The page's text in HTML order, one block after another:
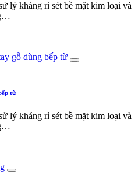
lý kháng rỉ sét bề mặt kim loại và
từ
lý kháng rỉ sét bề mặt kim loại và